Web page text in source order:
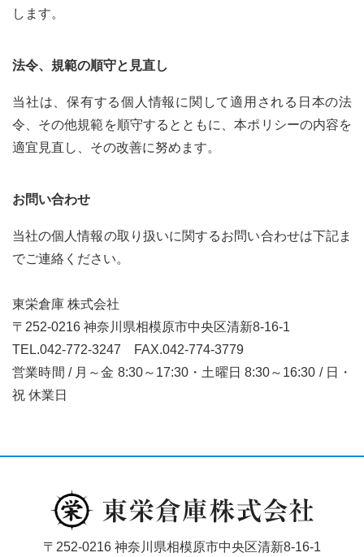
します。
法令、規範の順守と見直し
当社は、保有する個人情報に関して適用される日本の法
令、その他規範を順守するとともに、本ポリシーの内容を
適宜見直し、その改善に努めます。
お問い合わせ
当社の個人情報の取り扱いに関するお問い合わせは下記ま
でご連絡ください。
東栄倉庫 株式会社
〒252-0216 神奈川県相模原市中央区清新8-16-1
TEL.042-772-3247 FAX.042-774-3779
営業時間 / 月～金 8:30～17:30・土曜日 8:30～16:30 / 日・
祝 休業日
〒252-0216 神奈川県相模原市中央区清新8-16-1